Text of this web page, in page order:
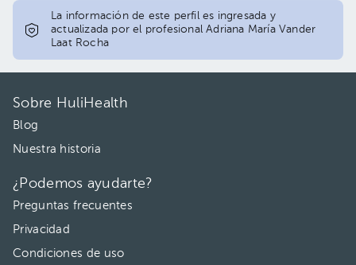
La información de este perfil es ingresada y
actualizada por el profesional Adriana María Vander
Laat Rocha
Sobre HuliHealth
Blog
Nuestra historia
¿Podemos ayudarte?
Preguntas frecuentes
Privacidad
Condiciones de uso